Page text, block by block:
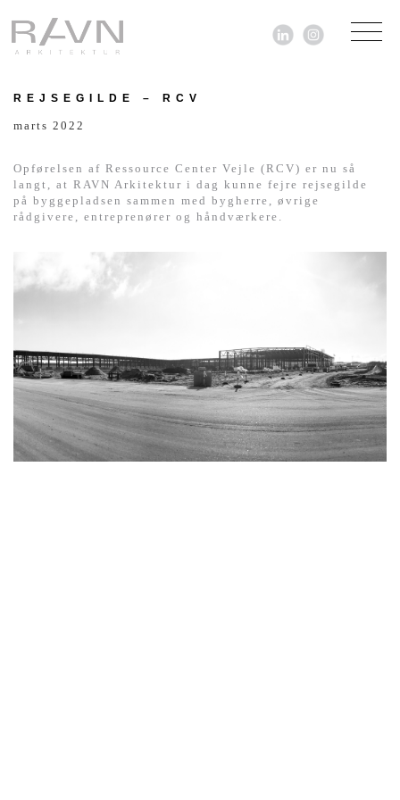
ARKITEKTUR
NYHEDER
TEGNESTUEN
REJSEGILDE – RCV
marts 2022
Opførelsen af Ressource Center Vejle (RCV) er nu så
langt, at RAVN Arkitektur i dag kunne fejre rejsegilde
på byggepladsen sammen med bygherre, øvrige
rådgivere, entreprenører og håndværkere.